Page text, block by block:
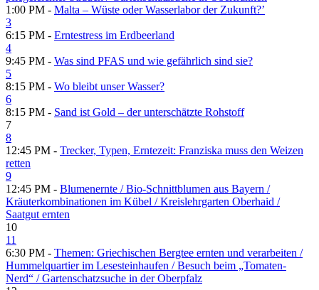
1:00 PM - Malta – Wüste oder Wasserlabor der Zukunft?’
3
6:15 PM - Erntestress im Erdbeerland
4
9:45 PM - Was sind PFAS und wie gefährlich sind sie?
5
8:15 PM - Wo bleibt unser Wasser?
6
8:15 PM - Sand ist Gold – der unterschätzte Rohstoff
7
8
12:45 PM - Trecker, Typen, Erntezeit: Franziska muss den Weizen
retten
9
12:45 PM - Blumenernte /​ Bio-Schnittblumen aus Bayern /​
Kräuterkombinationen im Kübel /​ Kreislehrgarten Oberhaid /​
Saatgut ernten
10
11
6:30 PM - Themen: Griechischen Bergtee ernten und verarbeiten /​
Hummelquartier im Lesesteinhaufen /​ Besuch beim „Tomaten-
Nerd“ /​ Gartenschatzsuche in der Oberpfalz